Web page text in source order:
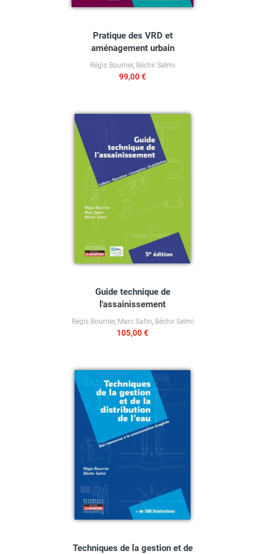
Pratique des VRD et
aménagement urbain
Régis Bourrier, Béchir Selmi
99,00 €
Guide technique de
l'assainissement
Régis Bourrier, Marc Satin, Béchir Selmi
105,00 €
Techniques de la gestion et de